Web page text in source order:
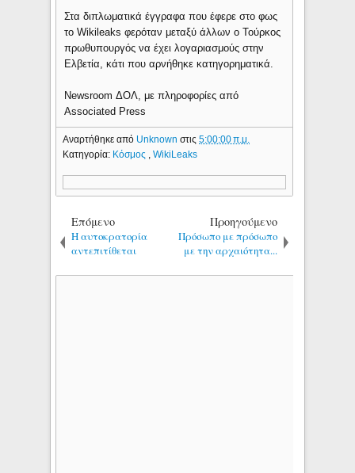
Στα διπλωματικά έγγραφα που έφερε στο φως
το Wikileaks φερόταν μεταξύ άλλων ο Τούρκος
πρωθυπουργός να έχει λογαριασμούς στην
Ελβετία, κάτι που αρνήθηκε κατηγορηματικά.
Newsroom ΔΟΛ, με πληροφορίες από
Associated Press
Αναρτήθηκε από Unknownστις5:00:00 π.μ.
Κατηγορία: Κόσμος ,WikiLeaks
Επόμενο
Η αυτοκρατορία
αντεπιτίθεται
Προηγούμενο
Πρόσωπο με πρόσωπο
με την αρχαιότητα...